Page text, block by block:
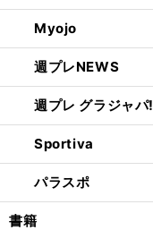
Myojo
週プレNEWS
週プレ グラジャパ!
Sportiva
パラスポ
書籍